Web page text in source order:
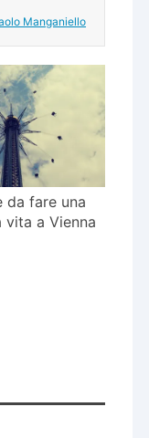
Manganiello
da fare una
vita a Vienna